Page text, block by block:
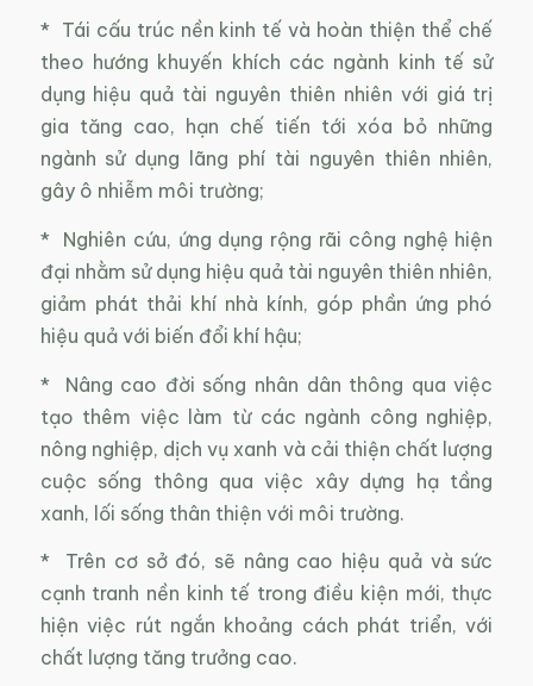
* Tái cấu trúc nền kinh tế và hoàn thiện thể chế
theo hướng khuyến khích các ngành kinh tế sử
dụng hiệu quả tài nguyên thiên nhiên với giá trị
gia tăng cao, hạn chế tiến tới xóa bỏ những
ngành sử dụng lãng phí tài nguyên thiên nhiên,
gây ô nhiễm môi trường;
* Nghiên cứu, ứng dụng rộng rãi công nghệ hiện
đại nhằm sử dụng hiệu quả tài nguyên thiên nhiên,
giảm phát thải khí nhà kính, góp phần ứng phó
hiệu quả với biến đổi khí hậu;
* Nâng cao đời sống nhân dân thông qua việc
tạo thêm việc làm từ các ngành công nghiệp,
nông nghiệp, dịch vụ xanh và cải thiện chất lượng
cuộc sống thông qua việc xây dựng hạ tầng
xanh, lối sống thân thiện với môi trường.
* Trên cơ sở đó, sẽ nâng cao hiệu quả và sức
cạnh tranh nền kinh tế trong điều kiện mới, thực
hiện việc rút ngắn khoảng cách phát triển, với
chất lượng tăng trưởng cao.